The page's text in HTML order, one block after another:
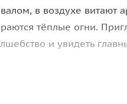
в воздухе витают
тёплые огни.
и увидеть